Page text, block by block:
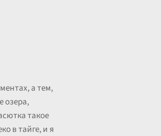
а тем,
озера,
такое
в тайге, и я